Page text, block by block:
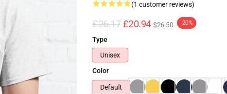
(1 customer reviews)
£26.17 £20.94 $26.50 -20%
Type
Unisex
Color
Default